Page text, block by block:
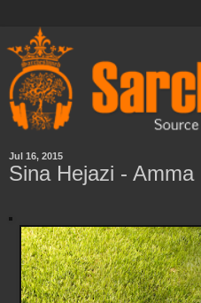
Jul 16, 2015
Sina Hejazi - Amma